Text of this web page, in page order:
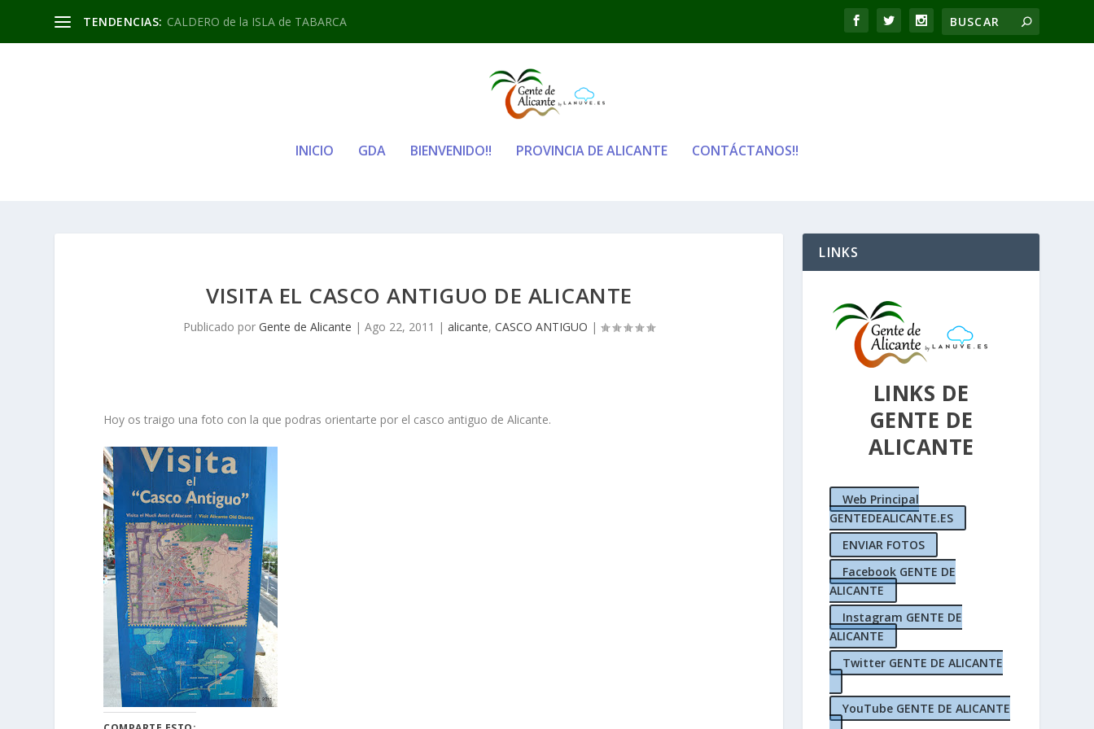
TENDENCIAS: CALDERO de la ISLA de TABARCA
INICIO GDA BIENVENIDO!! PROVINCIA DE ALICANTE CONTÁCTANOS!!
VISITA EL CASCO ANTIGUO DE ALICANTE
Publicado porGente de Alicante |Ago 22, 2011 |alicante,CASCO ANTIGUO |
Hoy os traigo una foto con la que podras orientarte por el casco antiguo de Alicante.
LINKS
LINKS DE
GENTE DE
ALICANTE
Web Principal
GENTEDEALICANTE.ES
ENVIAR FOTOS
Facebook GENTE DE
ALICANTE
Instagram GENTE DE
ALICANTE
Twitter GENTE DE ALICANTE
YouTube GENTE DE ALICANTE